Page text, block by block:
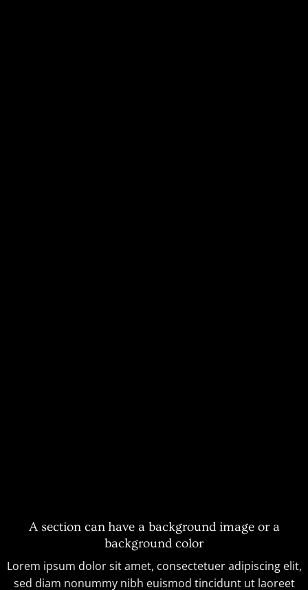
A section can have a background image or a
background color
Lorem ipsum dolor sit amet, consectetuer adipiscing elit,
sed diam nonummy nibh euismod tincidunt ut laoreet